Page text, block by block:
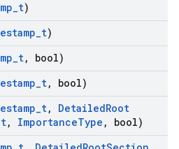
_t)
_t)
_t,
bool)
_t,
bool)
_t, DetailedRoot
t, ImportanceType ,
bool)